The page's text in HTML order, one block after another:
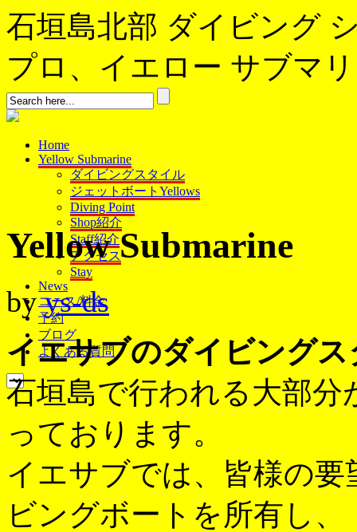
石垣島北部 ダイビング
プロ、イエロー サブマ
Home
Yellow Submarine
ダイビングスタイル
ジェットボートYellows
Diving Point
Shop紹介
Staff紹介
アクセス
Stay
News
コース/料金
予約
ブログ
よくある質問
Yellow Submarine
byys-ds
イエサブのダイビングス
石垣島で行われる大部
っております。
イエサブでは、皆様の
ビングボートを所有し